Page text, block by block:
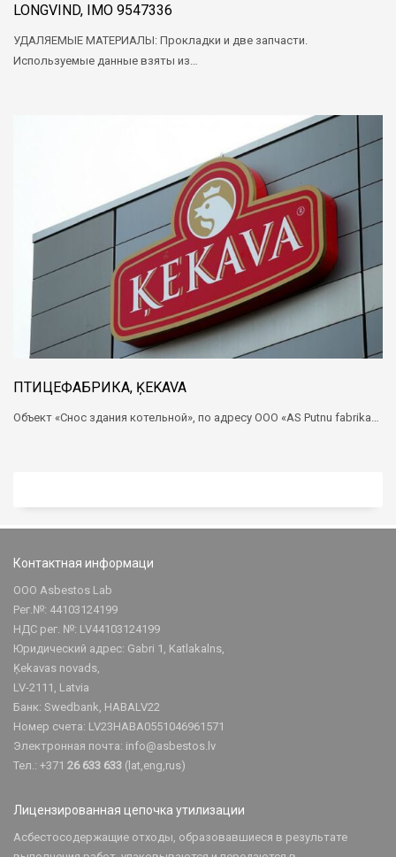
LONGVIND, IMO 9547336
УДАЛЯЕМЫЕ МАТЕРИАЛЫ: Прокладки и две запчасти.
Используемые данные взяты из…
ПТИЦЕФАБРИКА, ĶEKAVA
Объект «Снос здания котельной», по адресу ООО «AS Putnu fabrika…
Контактная информаци
ООО Asbestos Lab
Рег.№: 44103124199
НДС рег. №: LV44103124199
Юридический адрес: Gabri 1, Katlakalns,
Ķekavas novads,
LV-2111, Latvia
Банк: Swedbank, HABALV22
Номер счета: LV23HABA0551046961571
Электронная почта: info@asbestos.lv
Тел.: +371 26 633 633 (lat,eng,rus)
Лицензированная цепочка утилизации
Асбестосодержащие отходы, образовавшиеся в результате